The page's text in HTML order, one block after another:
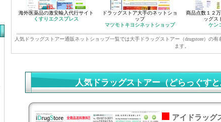
海外医薬品の激安輸入代行サイト
くすりエクスプレス
ドラッグストア大手のネットショ
ップ
マツモトキヨシネットショップ
商品点数１２
ッグス
ケン
人気ドラッグストアー通販ネットショップ一覧では大手ドラッグストアー（drugstore）の
ます。
人気ドラッグストアー（どらっぐす
アイドラッグ